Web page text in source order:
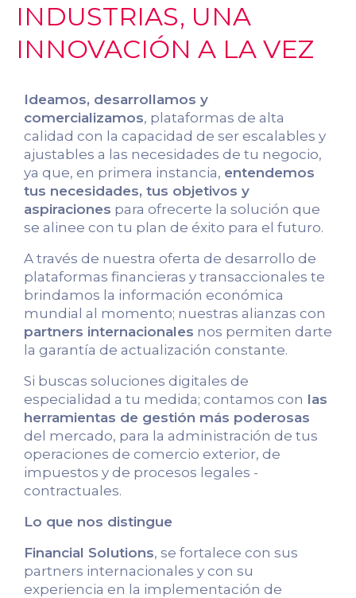
INDUSTRIAS, UNA
INNOVACIÓN A LA VEZ
Ideamos, desarrollamos y
comercializamos, plataformas de alta
calidad con la capacidad de ser escalables y
ajustables a las necesidades de tu negocio,
ya que, en primera instancia, entendemos
tus necesidades, tus objetivos y
aspiraciones para ofrecerte la solución que
se alinee con tu plan de éxito para el futuro.
A través de nuestra oferta de desarrollo de
plataformas financieras y transaccionales te
brindamos la información económica
mundial al momento; nuestras alianzas con
partners internacionales nos permiten darte
la garantía de actualización constante.
Si buscas soluciones digitales de
especialidad a tu medida; contamos con las
herramientas de gestión más poderosas
del mercado, para la administración de tus
operaciones de comercio exterior, de
impuestos y de procesos legales -
contractuales.
Lo que nos distingue
Financial Solutions, se fortalece con sus
partners internacionales y con su
experiencia en la implementación de